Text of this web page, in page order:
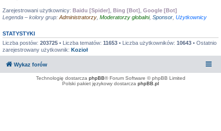
Zarejestrowani użytkownicy: Baidu [Spider] Bing [Bot] Google [Bot]
Legenda – kolory grup: Administratorzy Moderatorzy globalni, Sponsor Użytkownicy
STATYSTYKI
Liczba postów: 203725 • Liczba tematów: 11653 • Liczba użytkowników: 10643 • Ostatnio
zarejestrowany użytkownik: Kozioł
Wykaz forów
Technologię dostarcza phpBB® Forum Software © phpBB Limited
Polski pakiet językowy dostarcza phpBB.pl